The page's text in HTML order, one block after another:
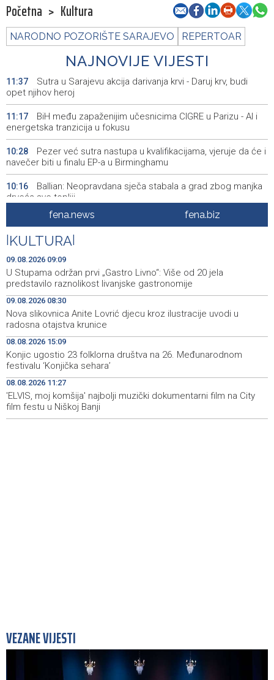
Početna > Kultura
NARODNO POZORIŠTE SARAJEVO REPERTOAR
NAJNOVIJE VIJESTI
11:37
Sutra u Sarajevu akcija darivanja krvi - Daruj krv, budi
opet njihov heroj
11:17
BiH među zapaženijim učesnicima CIGRE u Parizu - AI i
energetska tranzicija u fokusu
10:28
Pezer već sutra nastupa u kvalifikacijama, vjeruje da će i
navečer biti u finalu EP-a u Birminghamu
10:16
Ballian: Neopravdana sječa stabala a grad zbog manjka
drveća sve topliji
FBiH nema objedinjene podatke o povučenom i
uništenom mesu, prekršaji utvrđeni u 40 kontrola
10:03
Marija Šerifović pred više hiljada posjetitelja na Piroti
zatvorila 'Dane dijaspore 2026' u Travniku
09:28
Kušljugić: Sprječavanje dehidracije i pregrijavanja ključni
za očuvanje zdravlja srca tokom vrućina
09:27
U jami 'Raspotočje' petu noć prenoćilo devet zeničkih
rudara
09:20
Gosti iz regiona okupirali Jahorinu, mnogi zbog popusta
umjesto mora izabrali planinu
09:17
Požar kod Konjica lokaliziran, vatrogasci i dalje na
terenu
fena.news fena.biz
KULTURA
09.08.2026 09:09
U Stupama održan prvi „Gastro Livno“: Više od 20 jela
predstavilo raznolikost livanjske gastronomije
09.08.2026 08:30
Nova slikovnica Anite Lovrić djecu kroz ilustracije uvodi u
radosna otajstva krunice
08.08.2026 15:09
Konjic ugostio 23 folklorna društva na 26. Međunarodnom
festivalu ‘Konjička sehara’
08.08.2026 11:27
'ELVIS, moj komšija' najbolji muzički dokumentarni film na City
film festu u Niškoj Banji
VEZANE VIJESTI